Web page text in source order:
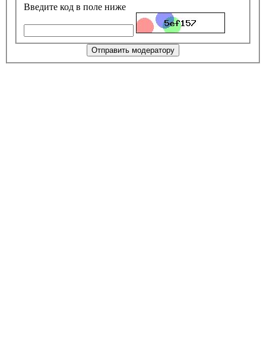
Введите код в поле ниже
Отправить модератору